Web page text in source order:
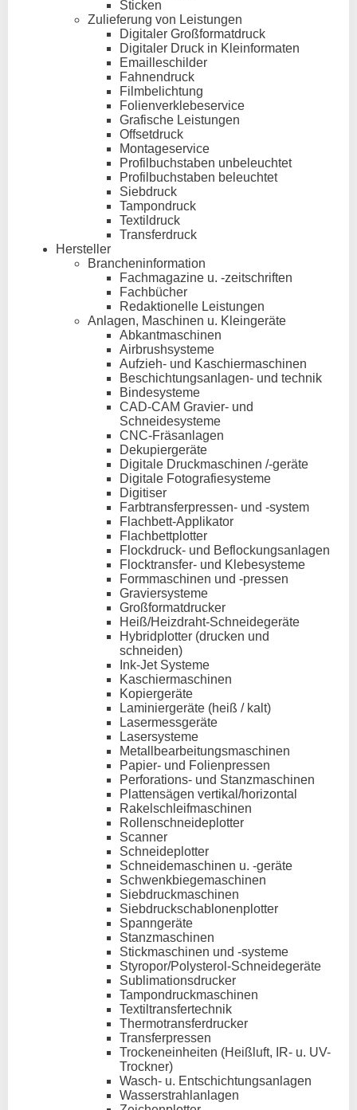
Sticken
Zulieferung von Leistungen
Digitaler Großformatdruck
Digitaler Druck in Kleinformaten
Emailleschilder
Fahnendruck
Filmbelichtung
Folienverklebeservice
Grafische Leistungen
Offsetdruck
Montageservice
Profilbuchstaben unbeleuchtet
Profilbuchstaben beleuchtet
Siebdruck
Tampondruck
Textildruck
Transferdruck
Hersteller
Brancheninformation
Fachmagazine u. -zeitschriften
Fachbücher
Redaktionelle Leistungen
Anlagen, Maschinen u. Kleingeräte
Abkantmaschinen
Airbrushsysteme
Aufzieh- und Kaschiermaschinen
Beschichtungsanlagen- und technik
Bindesysteme
CAD-CAM Gravier- und
Schneidesysteme
CNC-Fräsanlagen
Dekupiergeräte
Digitale Druckmaschinen /-geräte
Digitale Fotografiesysteme
Digitiser
Farbtransferpressen- und -system
Flachbett-Applikator
Flachbettplotter
Flockdruck- und Beflockungsanlagen
Flocktransfer- und Klebesysteme
Formmaschinen und -pressen
Graviersysteme
Großformatdrucker
Heiß/Heizdraht-Schneidegeräte
Hybridplotter (drucken und
schneiden)
Ink-Jet Systeme
Kaschiermaschinen
Kopiergeräte
Laminiergeräte (heiß / kalt)
Lasermessgeräte
Lasersysteme
Metallbearbeitungsmaschinen
Papier- und Folienpressen
Perforations- und Stanzmaschinen
Plattensägen vertikal/horizontal
Rakelschleifmaschinen
Rollenschneideplotter
Scanner
Schneideplotter
Schneidemaschinen u. -geräte
Schwenkbiegemaschinen
Siebdruckmaschinen
Siebdruckschablonenplotter
Spanngeräte
Stanzmaschinen
Stickmaschinen und -systeme
Styropor/Polysterol-Schneidegeräte
Sublimationsdrucker
Tampondruckmaschinen
Textiltransfertechnik
Thermotransferdrucker
Transferpressen
Trockeneinheiten (Heißluft, IR- u. UV-
Trockner)
Wasch- u. Entschichtungsanlagen
Wasserstrahlanlagen